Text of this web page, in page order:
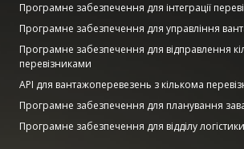
Програмне забезпечення для інтеграції
Програмне забезпечення для управління
Програмне забезпечення для відправлення
перевізниками
API для вантажоперевезень з кількома
Програмне забезпечення для планування
Програмне забезпечення для відділу логістики